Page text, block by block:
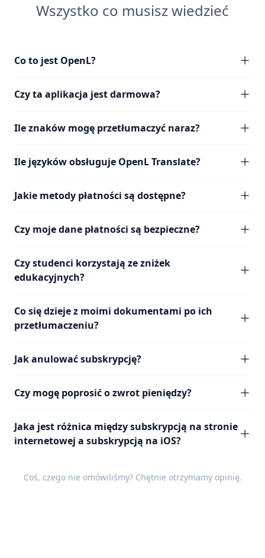
Wszystko co musisz wiedzieć
Co to jest OpenL?
Czy ta aplikacja jest darmowa?
Ile znaków mogę przetłumaczyć naraz?
Ile języków obsługuje OpenL Translate?
Jakie metody płatności są dostępne?
Czy moje dane płatności są bezpieczne?
Czy studenci korzystają ze zniżek
edukacyjnych?
Co się dzieje z moimi dokumentami po ich
przetłumaczeniu?
Jak anulować subskrypcję?
Czy mogę poprosić o zwrot pieniędzy?
Jaka jest różnica między subskrypcją na stronie
internetowej a subskrypcją na iOS?
Coś, czego nie omówiliśmy? Chętnie otrzymamy opinię.